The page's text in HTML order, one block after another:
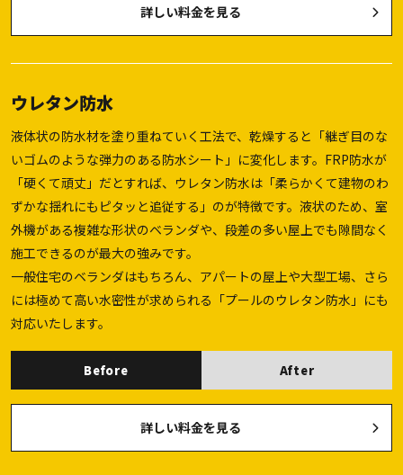
詳しい料金を見る
ウレタン防水
液体状の防水材を塗り重ねていく工法で、乾燥すると「継ぎ目のな
いゴムのような弾力のある防水シート」に変化します。FRP防水が
「硬くて頑丈」だとすれば、ウレタン防水は「柔らかくて建物のわ
ずかな揺れにもピタッと追従する」のが特徴です。液状のため、室
外機がある複雑な形状のベランダや、段差の多い屋上でも隙間なく
施工できるのが最大の強みです。
一般住宅のベランダはもちろん、アパートの屋上や大型工場、さら
には極めて高い水密性が求められる「プールのウレタン防水」にも
対応いたします。
Before After
詳しい料金を見る